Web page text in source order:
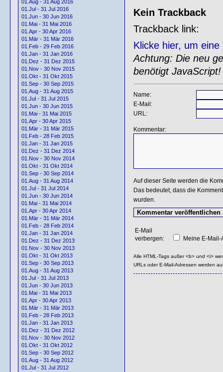
01.Aug - 31 Aug 2016
01.Jul - 31 Jul 2016
01.Jun - 30 Jun 2016
01.Mai - 31 Mai 2016
01.Apr - 30 Apr 2016
01.Mär - 31 Mär 2016
01.Feb - 29 Feb 2016
01.Jan - 31 Jan 2016
01.Dez - 31 Dez 2015
01.Nov - 30 Nov 2015
01.Okt - 31 Okt 2015
01.Sep - 30 Sep 2015
01.Aug - 31 Aug 2015
01.Jul - 31 Jul 2015
01.Jun - 30 Jun 2015
01.Mai - 31 Mai 2015
01.Apr - 30 Apr 2015
01.Mär - 31 Mär 2015
01.Feb - 28 Feb 2015
01.Jan - 31 Jan 2015
01.Dez - 31 Dez 2014
01.Nov - 30 Nov 2014
01.Okt - 31 Okt 2014
01.Sep - 30 Sep 2014
01.Aug - 31 Aug 2014
01.Jul - 31 Jul 2014
01.Jun - 30 Jun 2014
01.Mai - 31 Mai 2014
01.Apr - 30 Apr 2014
01.Mär - 31 Mär 2014
01.Feb - 28 Feb 2014
01.Jan - 31 Jan 2014
01.Dez - 31 Dez 2013
01.Nov - 30 Nov 2013
01.Okt - 31 Okt 2013
01.Sep - 30 Sep 2013
01.Aug - 31 Aug 2013
01.Jul - 31 Jul 2013
01.Jun - 30 Jun 2013
01.Mai - 31 Mai 2013
01.Apr - 30 Apr 2013
01.Mär - 31 Mär 2013
01.Feb - 28 Feb 2013
01.Jan - 31 Jan 2013
01.Dez - 31 Dez 2012
01.Nov - 30 Nov 2012
01.Okt - 31 Okt 2012
01.Sep - 30 Sep 2012
01.Aug - 31 Aug 2012
01.Jul - 31 Jul 2012
Kein Trackback
Trackback link:
Klicke hier, um
Achtung: Die neu
benötigt JavaScript!
Name:
E-Mail:
URL:
Kommentar:
Auf dieser Seite werden die
Das bedeutet, dass die
wurden.
E-Mail
verbergen:
Meine E-
Alle HTML-Tags außer <b> und <i>
URLs oder E-Mail-Adressen werden